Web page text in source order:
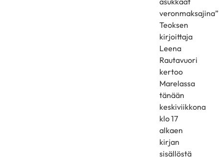
Teoksen
kirjoittaja
Leena
Rautavuori
kertoo
Marelassa
tänään
keskiviikkona
klo 17
alkaen
kirjan
sisällöstä